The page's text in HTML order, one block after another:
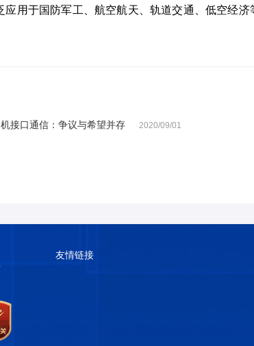
用于国防军工、航空航天、轨道交通、低空经济
机接口通信：争议与希望并存 2020/09/01
友情链接